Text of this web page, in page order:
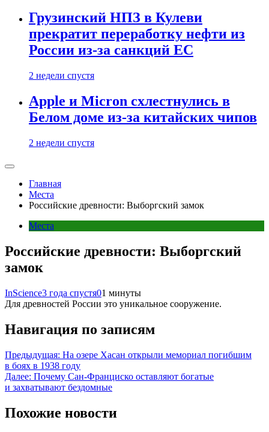
Грузинский НПЗ в Кулеви
прекратит переработку нефти из
России из-за санкций ЕС
2 недели спустя
Apple и Micron схлестнулись в
Белом доме из-за китайских чипов
2 недели спустя
Главная
Места
Российские древности: Выборгский замок
Места
Российские древности: Выборгский
замок
InScience3 года спустя01 минуты
Для древностей России это уникальное сооружение.
Навигация по записям
Предыдущая: На озере Хасан открыли мемориал погибшим
в боях в 1938 году
Далее: Почему Сан-Франциско оставляют богатые
и захватывают бездомные
Похожие новости